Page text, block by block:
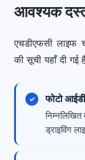
आवश्यक
एचडीएफसी लाइफ
की सूची यहाँ दी गई
फोटो
निम्नलिखित
ड्राइविंग